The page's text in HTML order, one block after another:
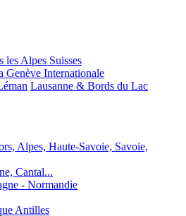
les Alpes Suisses
Genève Internationale
Lausanne & Bords du Lac
Alpes, Haute-Savoie, Savoie,
Cantal...
- Normandie
Antilles